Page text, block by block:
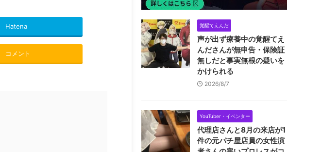
Hatena
コメント
覚醒てえんだ
声が出ず療養中の覚醒てえ
んださんが無申告・保険証
無しだと事実無根の疑いを
かけられる
2026/8/7
YouTuber・イベンター
代理店さんと8月の来店が1
件の元パチ屋店員の女性演